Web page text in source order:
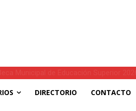
DIRECTORIO CONTACTO